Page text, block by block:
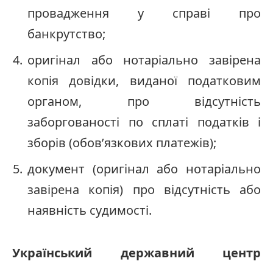
провадження у справі про
банкрутство;
оригінал або нотаріально завірена
копія довідки, виданої податковим
органом, про відсутність
заборгованості по сплаті податків і
зборів (обов’язкових платежів);
документ (оригінал або нотаріально
завірена копія) про відсутність або
наявність судимості.
Український державний центр